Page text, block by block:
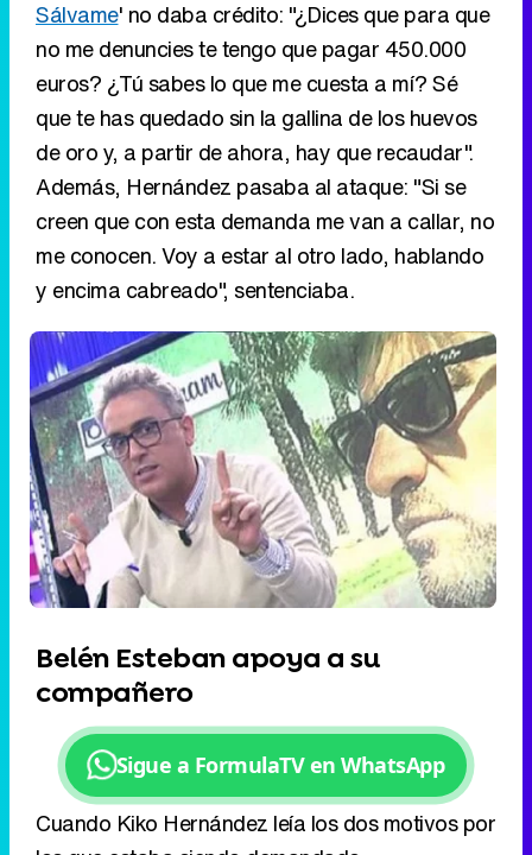
Además, Hernández pasaba al ataque: "Si se
creen que con esta demanda me van a callar, no
me conocen. Voy a estar al otro lado, hablando
y encima cabreado", sentenciaba.
Belén Esteban apoya a su
compañero
Sigue a FormulaTV en WhatsApp
Cuando Kiko Hernández leía los dos motivos por
los que estaba siendo demandado,
argumentaba en su defensa que era la propia
Belén Estebanquien había dicho que Toño se
llevaba un 30% de sus contratos, algo que la
colaboradora quiso reiterar y ampliar, echando